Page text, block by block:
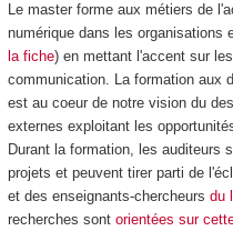
Le master forme aux métiers de
numérique dans les organisations
la fiche) en mettant l'accent sur
communication. La formation aux
est au coeur de notre vision du
externes exploitant les
Durant la formation, les auditeurs
projets et peuvent tirer parti de
et des enseignants-chercheurs du
recherches sont orientées sur